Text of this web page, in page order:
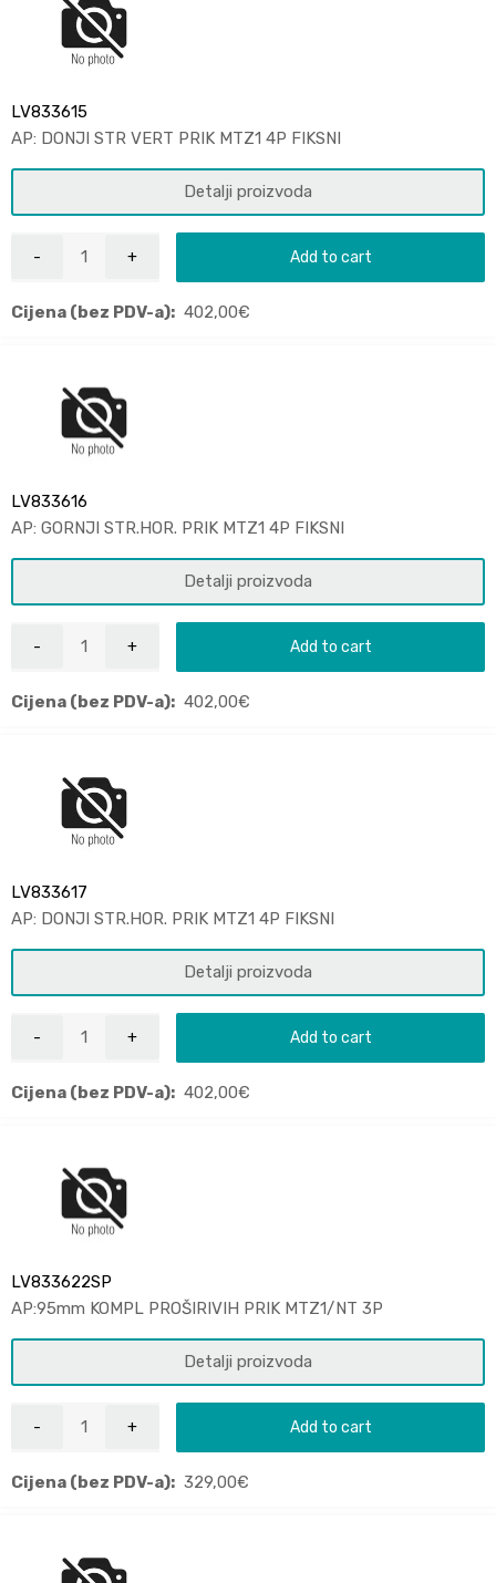
LV833615
AP: DONJI STR VERT PRIK MTZ1 4P FIKSNI
Detalji proizvoda
Add to cart
Cijena (bez PDV-a): 402,00€
LV833616
AP: GORNJI STR.HOR. PRIK MTZ1 4P FIKSNI
Detalji proizvoda
Add to cart
Cijena (bez PDV-a): 402,00€
LV833617
AP: DONJI STR.HOR. PRIK MTZ1 4P FIKSNI
Detalji proizvoda
Add to cart
Cijena (bez PDV-a): 402,00€
LV833622SP
AP:95mm KOMPL PROŠIRIVIH PRIK MTZ1/NT 3P
Detalji proizvoda
Add to cart
Cijena (bez PDV-a): 329,00€